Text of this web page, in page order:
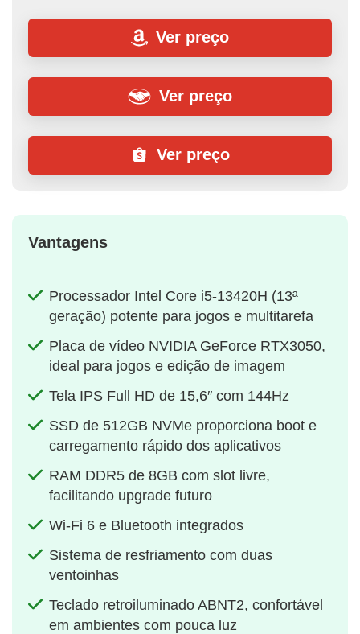
Ver preço
Ver preço
Ver preço
Vantagens
Processador Intel Core i5‑13420H (13ª
geração) potente para jogos e multitarefa
Placa de vídeo NVIDIA GeForce RTX3050,
ideal para jogos e edição de imagem
Tela IPS Full HD de 15,6″ com 144Hz
SSD de 512GB NVMe proporciona boot e
carregamento rápido dos aplicativos
RAM DDR5 de 8GB com slot livre,
facilitando upgrade futuro
Wi‑Fi 6 e Bluetooth integrados
Sistema de resfriamento com duas
ventoinhas
Teclado retroiluminado ABNT2, confortável
em ambientes com pouca luz